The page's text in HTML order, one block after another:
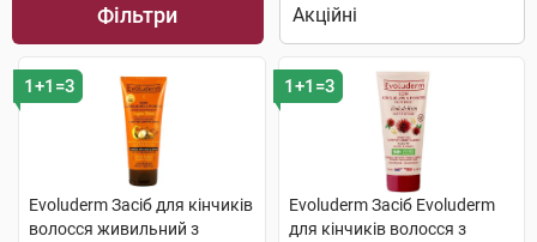
Фільтри
1+1=3
Evoluderm Засіб для кінчиків
волосся живильний з
1+1=3
Evoluderm Засіб Evoluderm
для кінчиків волосся з